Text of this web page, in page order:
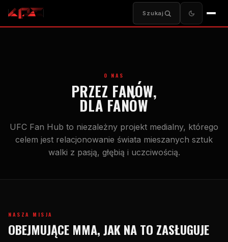
Szukaj
O NAS
PRZEZ FANÓW,
DLA FANÓW
UFC Fan Hub to niezależny projekt medialny, którego
celem jest relacjonowanie świata mieszanych sztuk
walki z pasją, głębią i uczciwością.
NASZA MISJA
OBEJMUJĄCE MMA, JAK NA TO ZASŁUGUJE